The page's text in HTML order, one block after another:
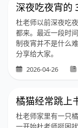
深夜吃夜宵的
杜老师以前深夜吃
都来。最近一段时
制夜宵并不是什么
分享给大家。
2026-04-26
橘猫经常跳上
杜老师家里有一只